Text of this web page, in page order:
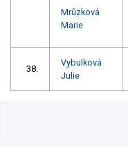
Mrůzková
Marie
38.
Vybulková
Julie